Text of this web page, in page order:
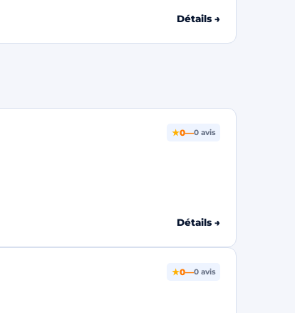
Détails →
★0—0 avis
Détails →
★0—0 avis